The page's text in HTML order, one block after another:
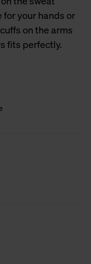
your hands or
on the arms
fits perfectly.